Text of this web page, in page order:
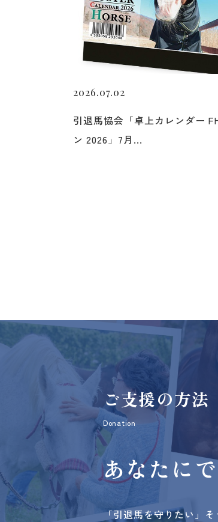
2026.07.02
引退馬協会「卓上カレンダー
ン 2026」7月...
ご支援の方法
Donation
あなたに
「引退馬を守りたい」